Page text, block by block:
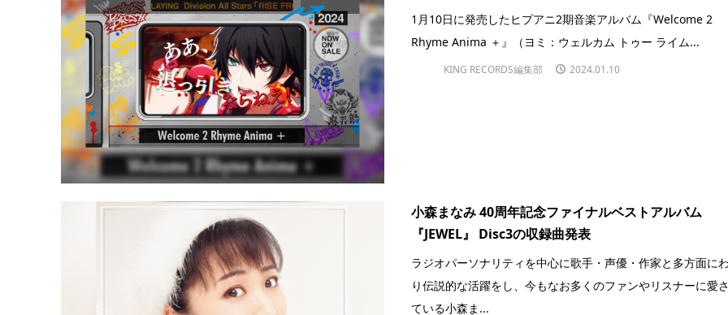
1月10日に発売したヒプアニ2期音楽アルバム『Welcome 2
Rhyme Anima ＋』（ヨミ：ウェルカム トゥー ライム...
KING RECORDS編集部 2024.01.10
小森まなみ 40周年記念ファイナルベストアルバム
『JEWEL』 Disc3の収録曲発表
ラジオパーソナリティを中心に歌手・声優・作家と多方面に
り伝説的な活躍をし、今もなお多くのファンやリスナーに愛
ている小森ま...